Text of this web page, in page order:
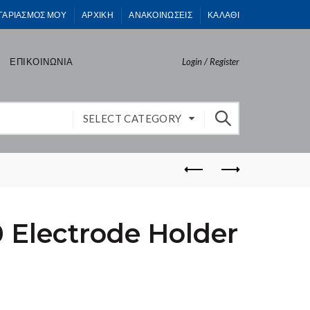
ΜΟΥ ΑΡΧΙΚΗ ΑΝΑΚΟΙΝΩΣΕΙΣ ΚΑΛΑΘΙ
ΕΠΙΚΟΙΝΩΝΙΑ Login / Register
SELECT CATEGORY
Electrode Holder